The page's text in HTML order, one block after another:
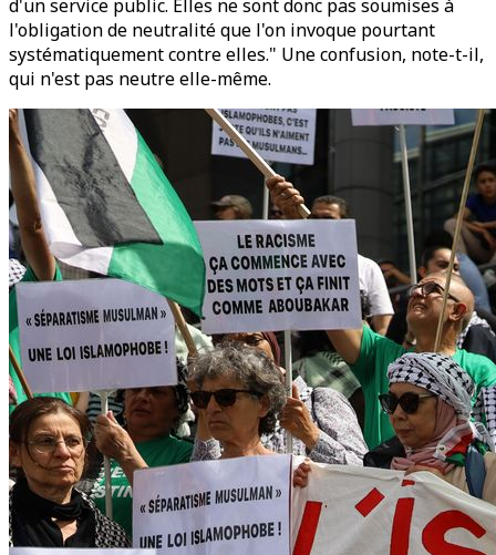
d'un service public. Elles ne sont donc pas soumises à
l'obligation de neutralité que l'on invoque pourtant
systématiquement contre elles." Une confusion, note-t-il,
qui n'est pas neutre elle-même.